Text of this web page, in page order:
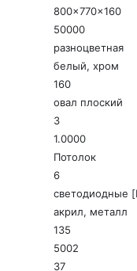
800x770x160
50000
разноцветная
белый, хром
160
овал плоский
3
1.0000
Потолок
6
светодиодные
акрил, металл
135
5002
37